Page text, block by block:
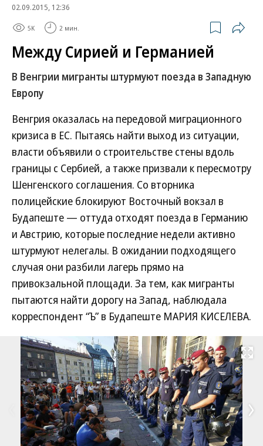
02.09.2015, 12:36
5K 2 мин.
Между Сирией и Германией
В Венгрии мигранты штурмуют поезда в Западную
Европу
Венгрия оказалась на передовой миграционного
кризиса в ЕС. Пытаясь найти выход из ситуации,
власти объявили о строительстве стены вдоль
границы с Сербией, а также призвали к пересмотру
Шенгенского соглашения. Со вторника
полицейские блокируют Восточный вокзал в
Будапеште — оттуда отходят поезда в Германию
и Австрию, которые последние недели активно
штурмуют нелегалы. В ожидании подходящего
случая они разбили лагерь прямо на
привокзальной площади. За тем, как мигранты
пытаются найти дорогу на Запад, наблюдала
корреспондент “Ъ” в Будапеште МАРИЯ КИСЕЛЕВА.
Развернуть